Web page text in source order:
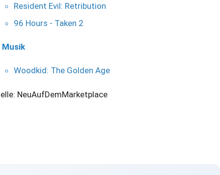
Resident Evil: Retribution
96 Hours - Taken 2
Musik
Woodkid: The Golden Age
NeuAufDemMarketplace